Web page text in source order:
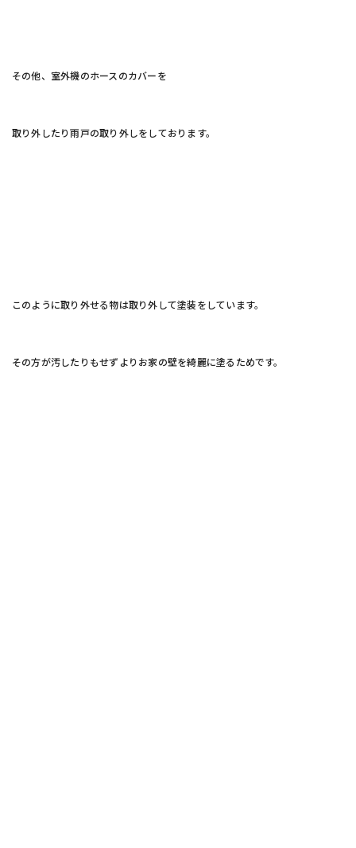
その他、室外機のホースのカバーを
取り外したり雨戸の取り外しをしております。
このように取り外せる物は取り外して塗装をしています。
その方が汚したりもせずよりお家の壁を綺麗に塗るためです。